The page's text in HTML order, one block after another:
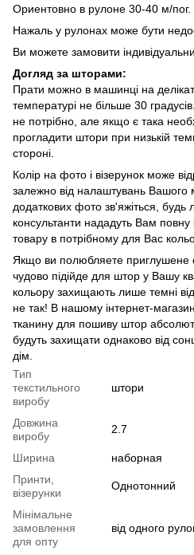
Ориентовно в рулоне 30-40 м/пог.
Нажаль у рулонах може бути
Ви можете замовити
Догляд за шторами:
Прати можно в машинці на
температурі не більше 30
не потрібно, але якщо є така
прогладити штори при низькій
стороні.
Колір на фото і візерунок може
залежно від налаштувань Вашого
додаткових фото зв'яжіться, будь
консультанти нададуть Вам
товару в потрібному для Вас
Якщо ви полюбляете приглушене
чудово підійде для штор у Вашу
кольору захищають лише темні
не так! В нашому інтернет-
тканину для пошиву штор
будуть захищати однаково від
дім.
Тип
текстильного
виробу
штори
Довжина
виробу
2.7
Ширина
наборная
Принти,
візерунки
Однотонний
Мінімальне
замовлення
для опту
від одного